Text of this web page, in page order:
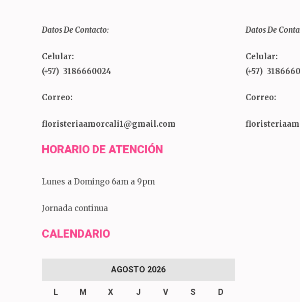
Datos De Contacto:
Celular:
(+57) 3186660024
Correo:
floristeriaamorcali1@gmail.com
HORARIO DE ATENCIÓN
Lunes a Domingo 6am a 9pm
Jornada continua
CALENDARIO
AGOSTO 2026
L M X J V S D
Datos De
Celular:
(+57)
Correo: